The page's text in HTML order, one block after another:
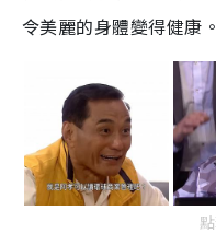
令美麗的身體變得健康。